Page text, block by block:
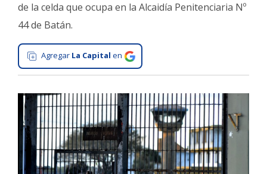
Tecnología
Gastronomía
Salud
Interés
La
Ciudad
Deportes
Arte
de la celda que ocupa en la Alcaidía Penitenciaria Nº
44 de Batán.
Agregar La Capital en